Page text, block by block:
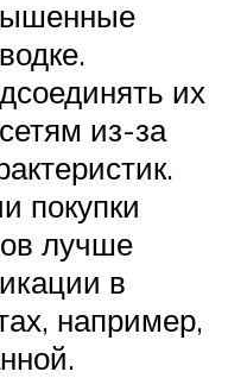
их
из-за
покупки
лучше
в
например,